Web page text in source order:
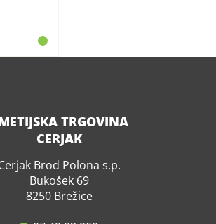
TRGOVINA
CERJAK
Brod Polona s.p.
Bukošek 69
8250 Brežice